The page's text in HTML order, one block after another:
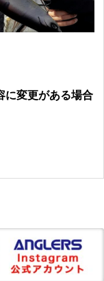
に変更がある場合